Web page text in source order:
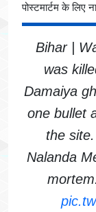
पोस्टमार्टम के लिए
Bihar |
was
Damaiya
one bullet
the
Nalanda